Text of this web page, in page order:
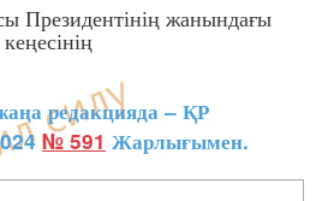
Президентінің жанындағы
редакцияда – ҚР
№ 591 Жарлығымен.